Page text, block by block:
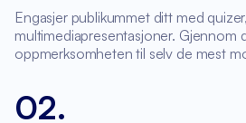
Engasjer publikummet ditt med
multimediapresentasjoner. Gjennom
oppmerksomheten til selv de mest
02.